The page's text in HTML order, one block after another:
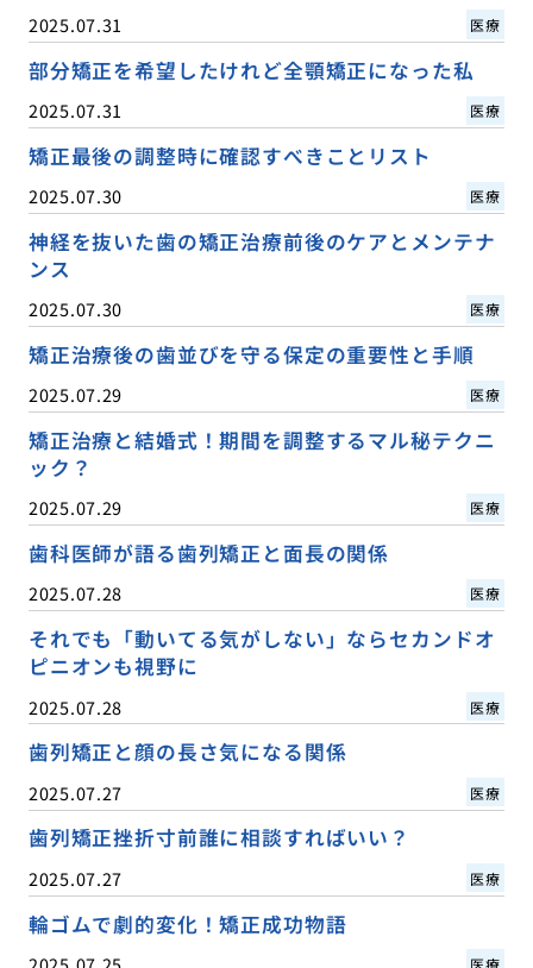
2025.07.31 医療
部分矯正を希望したけれど全顎矯正になった私
2025.07.31 医療
矯正最後の調整時に確認すべきことリスト
2025.07.30 医療
神経を抜いた歯の矯正治療前後のケアとメンテナ
ンス
2025.07.30 医療
矯正治療後の歯並びを守る保定の重要性と手順
2025.07.29 医療
矯正治療と結婚式！期間を調整するマル秘テクニ
ック？
2025.07.29 医療
歯科医師が語る歯列矯正と面長の関係
2025.07.28 医療
それでも「動いてる気がしない」ならセカンドオ
ピニオンも視野に
2025.07.28 医療
歯列矯正と顔の長さ気になる関係
2025.07.27 医療
歯列矯正挫折寸前誰に相談すればいい？
2025.07.27 医療
輪ゴムで劇的変化！矯正成功物語
医療